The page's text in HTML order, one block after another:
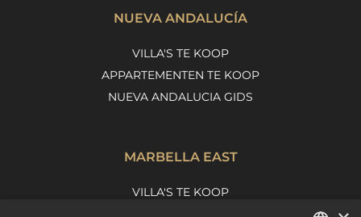
NUEVA ANDALUCÍA
VILLA'S TE KOOP
APPARTEMENTEN TE KOOP
NUEVA ANDALUCIA GIDS
MARBELLA EAST
VILLA'S TE KOOP